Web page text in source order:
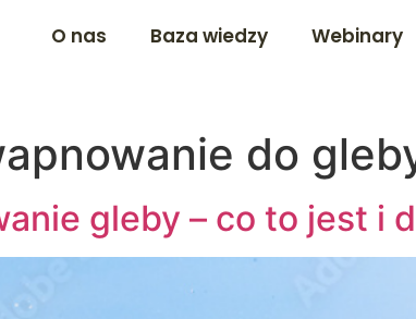
O nas Baza wiedzy Webinary
do
gleby – co to jest i